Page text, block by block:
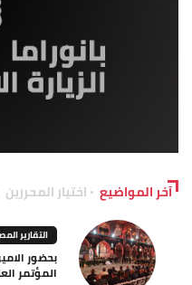
آخر المواضيع اختيار المحررين
التقارير
بحضور
المؤتمر